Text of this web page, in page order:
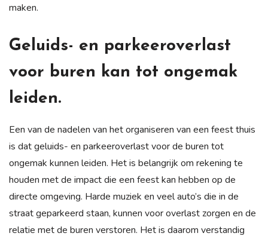
maken.
Geluids- en parkeeroverlast
voor buren kan tot ongemak
leiden.
Een van de nadelen van het organiseren van een feest thuis
is dat geluids- en parkeeroverlast voor de buren tot
ongemak kunnen leiden. Het is belangrijk om rekening te
houden met de impact die een feest kan hebben op de
directe omgeving. Harde muziek en veel auto’s die in de
straat geparkeerd staan, kunnen voor overlast zorgen en de
relatie met de buren verstoren. Het is daarom verstandig